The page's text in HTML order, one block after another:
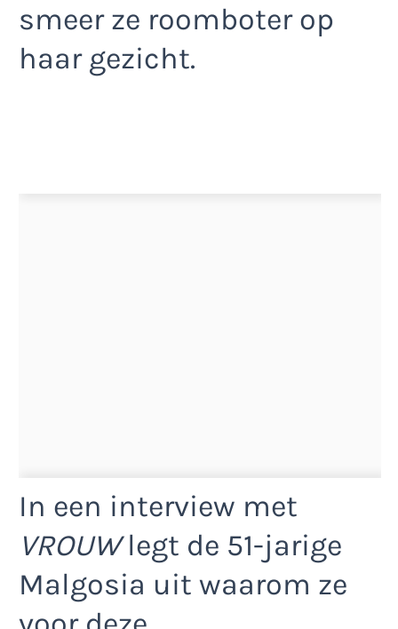
smeer ze roomboter op
haar gezicht.
In een interview met
VROUWlegt de 51-jarige
Malgosia uit waarom ze